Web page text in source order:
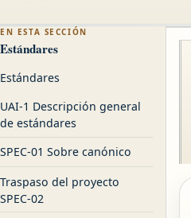
EN ESTA SECCIÓN
Estándares
Estándares
UAI-1 Descripción general
de estándares
SPEC-01 Sobre canónico
Traspaso del proyecto
SPEC-02